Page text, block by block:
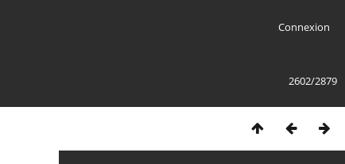
Connexion
2602/2879